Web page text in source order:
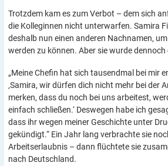
Trotzdem kam es zum Verbot – dem sich
die Kolleginnen nicht unterwarfen. Samira
deshalb nun einen anderen Nachnamen,
werden zu können. Aber sie wurde
„Meine Chefin hat sich tausendmal bei mir
‚Samira, wir dürfen dich nicht mehr bei der
merken, dass du noch bei uns arbeitest,
einfach schließen.‘ Deswegen habe ich
dass ihr wegen meiner Geschichte unter
gekündigt.“ Ein Jahr lang verbrachte sie
Arbeitserlaubnis – dann flüchtete sie
nach Deutschland.